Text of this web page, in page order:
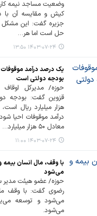
وضعیت مساجد نیمه
کیش و مقایسه آن با
جزیره گفت: این مشکل
حل است اما هر…
۱۴۰۳-۰۷-۲۴ ۱۳:۵۰
بودجه دولتی است
حوزه/ مدیرکل اوقاف
هزار میلیارد ریال
درآمد موقوفات احیا
معادل ۵۰ هزار میلیارد…
۱۴۰۳-۰۷-۲۴ ۱۱:۰۰
با وقف، مال انسان بیمه
می‌شود
حوزه/ عضو هیئت مدیر
رضوی گفت: با وقف
می‌شود و توسعه
می‌شود.